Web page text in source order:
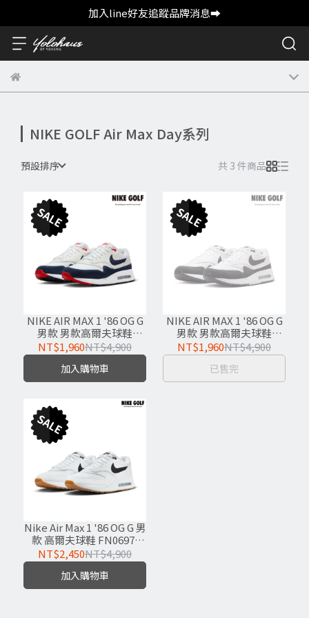
加入line好友追蹤品牌消息➡️
NIKE GOLF Air Max Day系列
預設排序 共 3 件商品
NIKE AIR MAX 1 '86 OG G
男款 男款高爾夫球鞋
DV1403-001
NT$1,960NT$4,900
加入購物車
NIKE AIR MAX 1 '86 OG G
男款 男款高爾夫球鞋
DV1403-110
NT$1,960NT$4,900
已售完
Nike Air Max 1 '86 OG G 男
款 高爾夫球鞋 FN0697-
100
NT$2,450NT$4,900
加入購物車